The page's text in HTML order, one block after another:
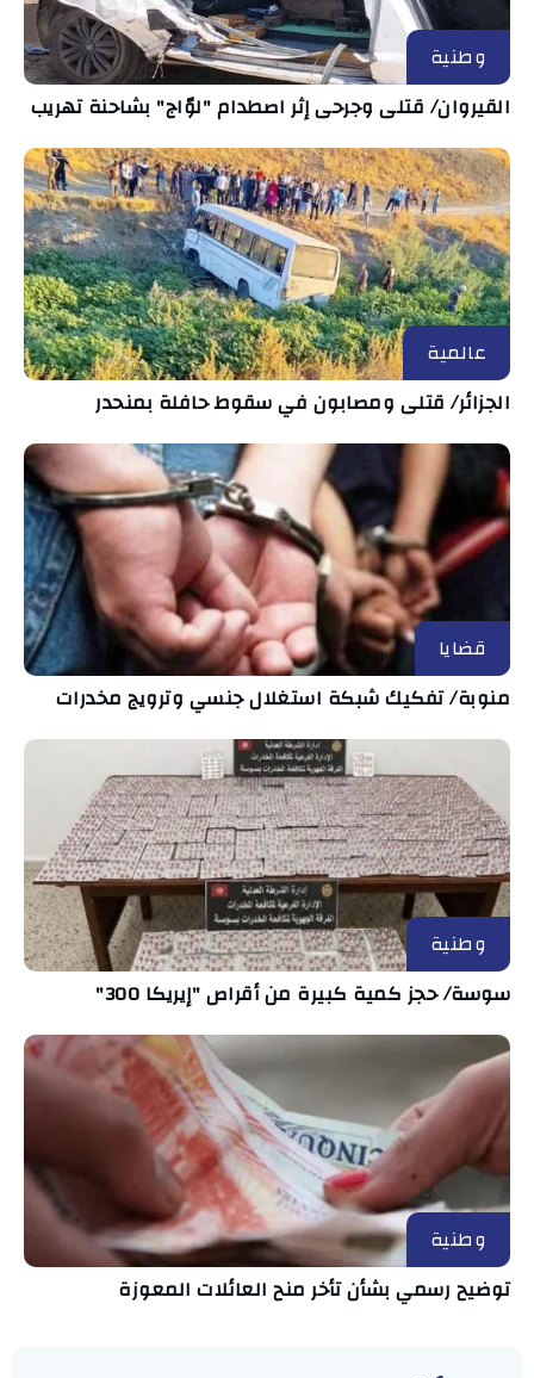
وطنية
القيروان/ قتلى وجرحى إثر اصطدام "لوّاج" بشاحنة تهريب
عالمية
الجزائر/ قتلى ومصابون في سقوط حافلة بمنحدر
قضايا
منوبة/ تفكيك شبكة استغلال جنسي وترويج مخدرات
وطنية
سوسة/ حجز كمية كبيرة من أقراص "إيريكا 300"
وطنية
توضيح رسمي بشأن تأخر منح العائلات المعوزة